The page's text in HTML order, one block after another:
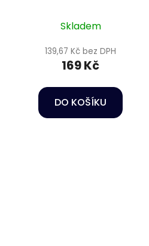
Skladem
139,67 Kč bez DPH
169 Kč
DO KOŠÍKU